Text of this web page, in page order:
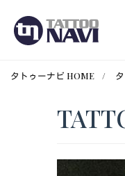
タトゥーナビ HOME